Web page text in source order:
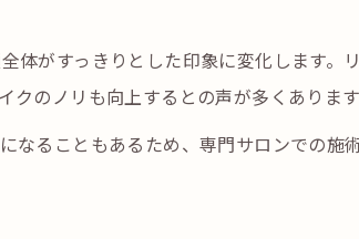
る
体がすっきりとした印象に変化します。
のノリも向上するとの声が多くあります
なることもあるため、専門サロンでの施